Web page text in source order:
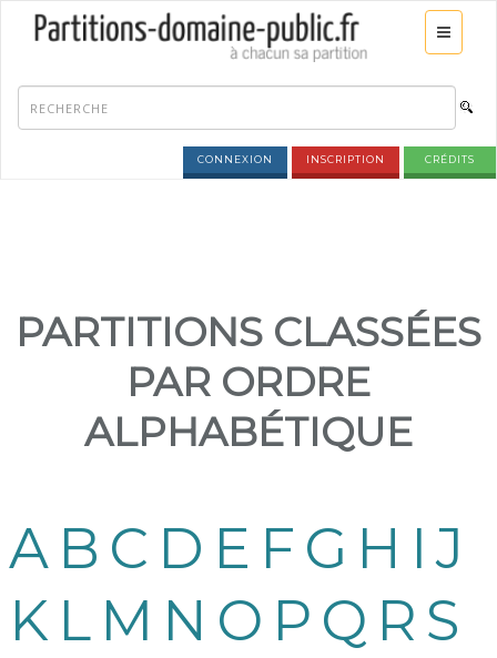
CONNEXION INSCRIPTION CRÉDITS
PARTITIONS CLASSÉES
PAR ORDRE
ALPHABÉTIQUE
A B C D E F G H I J
K L M N O P Q R S